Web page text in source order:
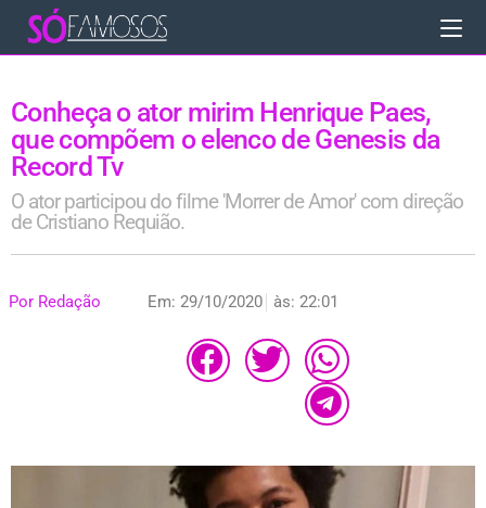
Conheça o ator mirim Henrique Paes,
que compõem o elenco de Genesis da
Record Tv
O ator participou do filme 'Morrer de Amor' com direção
de Cristiano Requião.
Por Redação Em: 29/10/2020 às: 22:01